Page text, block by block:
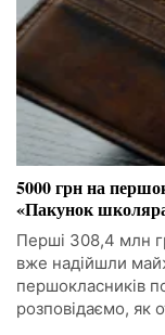
5000 грн на
«Пакунок
Перші 308,4 млн
вже надійшли
першокласників
розповідаємо, як